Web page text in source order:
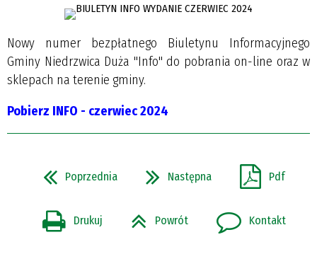
Nowy numer bezpłatnego Biuletynu Informacyjnego
Gminy Niedrzwica Duża "Info" do pobrania on-line oraz w
sklepach na terenie gminy.
Pobierz INFO - czerwiec 2024
Poprzednia Następna Pdf
Drukuj Powrót Kontakt